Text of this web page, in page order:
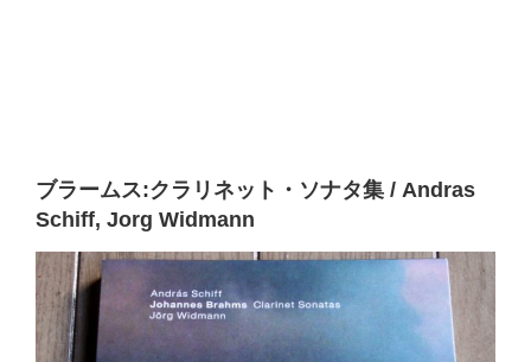
ブラームス:クラリネット・ソナタ集 / Andras
Schiff, Jorg Widmann